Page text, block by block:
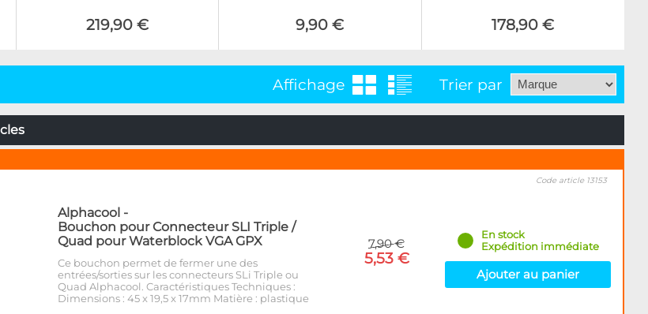
219,90 € 9,90 € 178,90 €
Affichage Trier par
Alphacool -
Bouchon pour Connecteur SLI Triple /
Quad pour Waterblock VGA GPX
Ce bouchon permet de fermer une des
entrées/sorties sur les connecteurs SLi Triple ou
Quad Alphacool. Caractéristiques Techniques :
Dimensions : 45 x 19,5 x 17mm Matière : plastique
7,90 €
5,53 €
Code article 13153
En stock
Expédition immédiate
Ajouter au panier